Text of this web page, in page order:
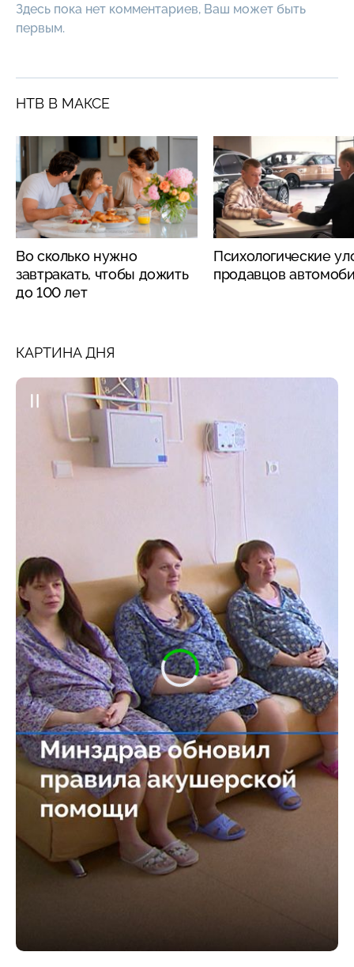
Здесь пока нет комментариев, Ваш может быть
первым.
НТВ В МАКСЕ
Во сколько нужно
завтракать, чтобы дожить
до 100 лет
Психологические
продавцов
КАРТИНА ДНЯ